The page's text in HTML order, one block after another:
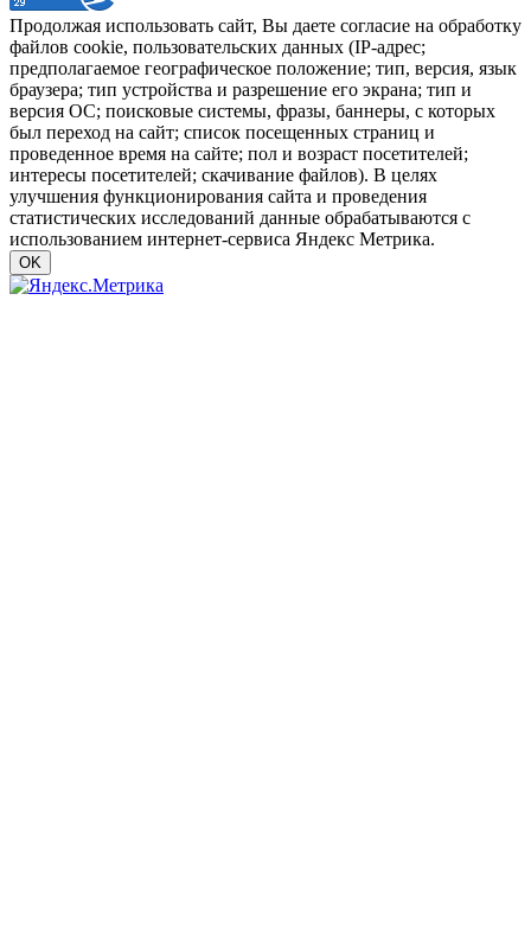
Продолжая использовать сайт, Вы даете согласие на обработку
файлов cookie, пользовательских данных (IP-адрес;
предполагаемое географическое положение; тип, версия, язык
браузера; тип устройства и разрешение его экрана; тип и
версия ОС; поисковые системы, фразы, баннеры, с которых
был переход на сайт; список посещенных страниц и
проведенное время на сайте; пол и возраст посетителей;
интересы посетителей; скачивание файлов). В целях
улучшения функционирования сайта и проведения
статистических исследований данные обрабатываются с
использованием интернет-сервиса Яндекс Метрика.
OK